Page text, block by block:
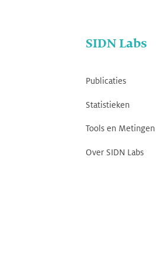
SIDN Labs
Publicaties
Statistieken
Tools en Metingen
Over SIDN Labs